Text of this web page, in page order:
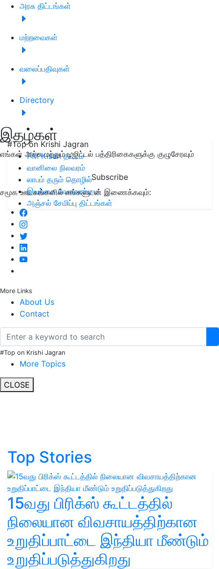
அரசு திட்டங்கள்
மற்றவைகள்
வலைப்பதிவுகள்
Directory
இதழ்கள்
எங்கள் அச்சு மற்றும் டிஜிட்டல் பத்திரிகைகளுக்கு குழுசேரவும்
Subscribe
சமூக ஊடகங்களில் எங்களுடன் இணைக்கவும்:
More Links
About Us
Contact
#Top on Krishi Jagran
More Topics
CLOSE
#Top on Krishi Jagran
PM Kisan திட்டம்
வானிலை நிலவரம்
லாபம் தரும் தொழில்
இயற்கை வேளாண்மை
அஞ்சல் சேமிப்பு திட்டங்கள்
Top Stories
15வது பிரிக்ஸ் கூட்டத்தில்
நிலையான விவசாயத்திற்கான
உறுதிப்பாட்டை இந்தியா மீண்டும்
உறுதிப்படுத்துகிறது